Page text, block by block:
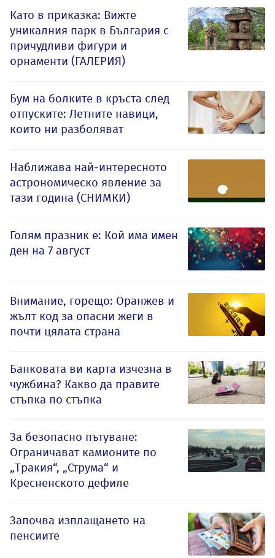
Като в приказка: Вижте
уникалния парк в България с
причудливи фигури и
орнаменти (ГАЛЕРИЯ)
Бум на болките в кръста след
отпуските: Летните навици,
които ни разболяват
Наближава най-интересното
астрономическо явление за
тази година (СНИМКИ)
Голям празник е: Кой има имен
ден на 7 август
Внимание, горещо: Оранжев и
жълт код за опасни жеги в
почти цялата страна
Банковата ви карта изчезна в
чужбина? Какво да правите
стъпка по стъпка
За безопасно пътуване:
Ограничават камионите по
„Тракия“, „Струма“ и
Кресненското дефиле
Започва изплащането на
пенсиите